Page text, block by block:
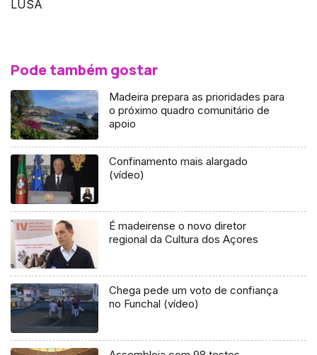
LUSA
Pode também gostar
Madeira prepara as prioridades para
o próximo quadro comunitário de
apoio
Confinamento mais alargado
(vídeo)
É madeirense o novo diretor
regional da Cultura dos Açores
Chega pede um voto de confiança
no Funchal (vídeo)